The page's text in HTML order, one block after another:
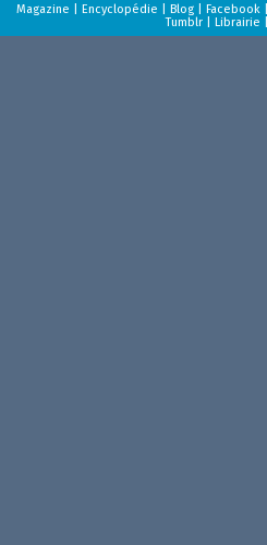
Magazine |Encyclopédie |Blog |Facebook
Tumblr |Librairie